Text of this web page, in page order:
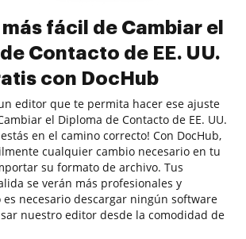
fácil de Cambiar el
Contacto de EE. UU.
con DocHub
editor que te permita hacer ese ajuste
el Diploma de Contacto de EE. UU.
en el camino correcto! Con DocHub,
cualquier cambio necesario en tu
su formato de archivo. Tus
se verán más profesionales y
necesario descargar ningún software
nuestro editor desde la comodidad de